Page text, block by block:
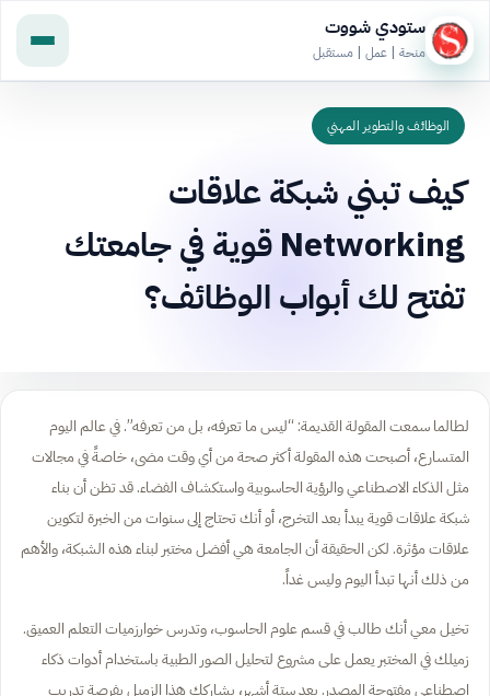
ستودي شووت
منحة | عمل | مستقبل
الوظائف والتطوير المهني
كيف تبني شبكة علاقات
Networking قوية في جامعتك
تفتح لك أبواب الوظائف؟
لطالما سمعت المقولة القديمة: “ليس ما تعرفه، بل من تعرفه”. في عالم اليوم
المتسارع، أصبحت هذه المقولة أكثر صحة من أي وقت مضى، خاصةً في مجالات
مثل الذكاء الاصطناعي والرؤية الحاسوبية واستكشاف الفضاء. قد تظن أن بناء
شبكة علاقات قوية يبدأ بعد التخرج، أو أنك تحتاج إلى سنوات من الخبرة لتكوين
علاقات مؤثرة. لكن الحقيقة أن الجامعة هي أفضل مختبر لبناء هذه الشبكة، والأهم
من ذلك أنها تبدأ اليوم وليس غداً.
تخيل معي أنك طالب في قسم علوم الحاسوب، وتدرس خوارزميات التعلم العميق.
زميلك في المختبر يعمل على مشروع لتحليل الصور الطبية باستخدام أدوات ذكاء
اصطناعي مفتوحة المصدر. بعد ستة أشهر، يشاركك هذا الزميل بفرصة تدريب